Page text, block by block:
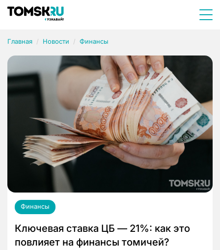
Главная Новости Финансы
Финансы
Ключевая ставка ЦБ — 21%: как это
повлияет на финансы томичей?